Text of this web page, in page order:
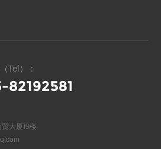
Tel）：
82192581
大厦19楼